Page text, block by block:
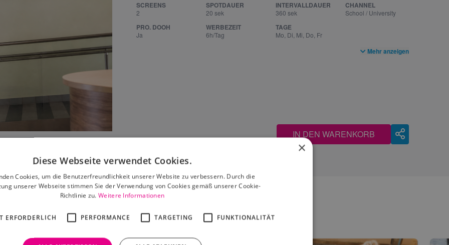
SCREENS
2
SPOTDAUER
20 sek
INTERVALLDAUER
360 sek
CHANNEL
School / University
PRO. DOOH
Ja
WERBEZEIT
6h/Tag
TAGE
Mo, Di, Mi, Do, Fr
Mehr anzeigen
IN DEN WARENKORB
dir auch gefallen
×
Diese Webseite verwendet Cookies.
Cookies, um die Benutzerfreundlichkeit unserer Website zu verbessern. Durch die
unserer Webseite stimmen Sie der Verwendung von Cookies gemäß unserer Cookie-
Richtlinie zu.Weitere Informationen
ERFORDERLICH PERFORMANCE TARGETING FUNKTIONALITÄT